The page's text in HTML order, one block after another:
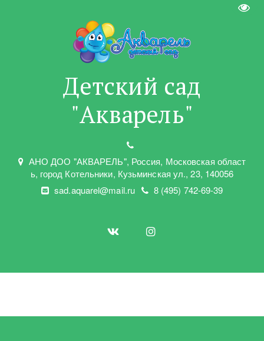
Детский сад
"Акварель"
АНО ДОО "АКВАРЕЛЬ", Россия, Московская област
ь, город Котельники, Кузьминская ул.,23, 140056
sad.aquarel@mail.ru
8 (495) 742-69-39